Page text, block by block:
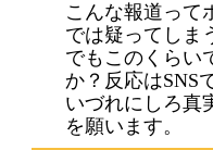
こんな報道って
では疑ってしま
でもこのくらい
か？反応はSNS
いづれにしろ真
を願います。